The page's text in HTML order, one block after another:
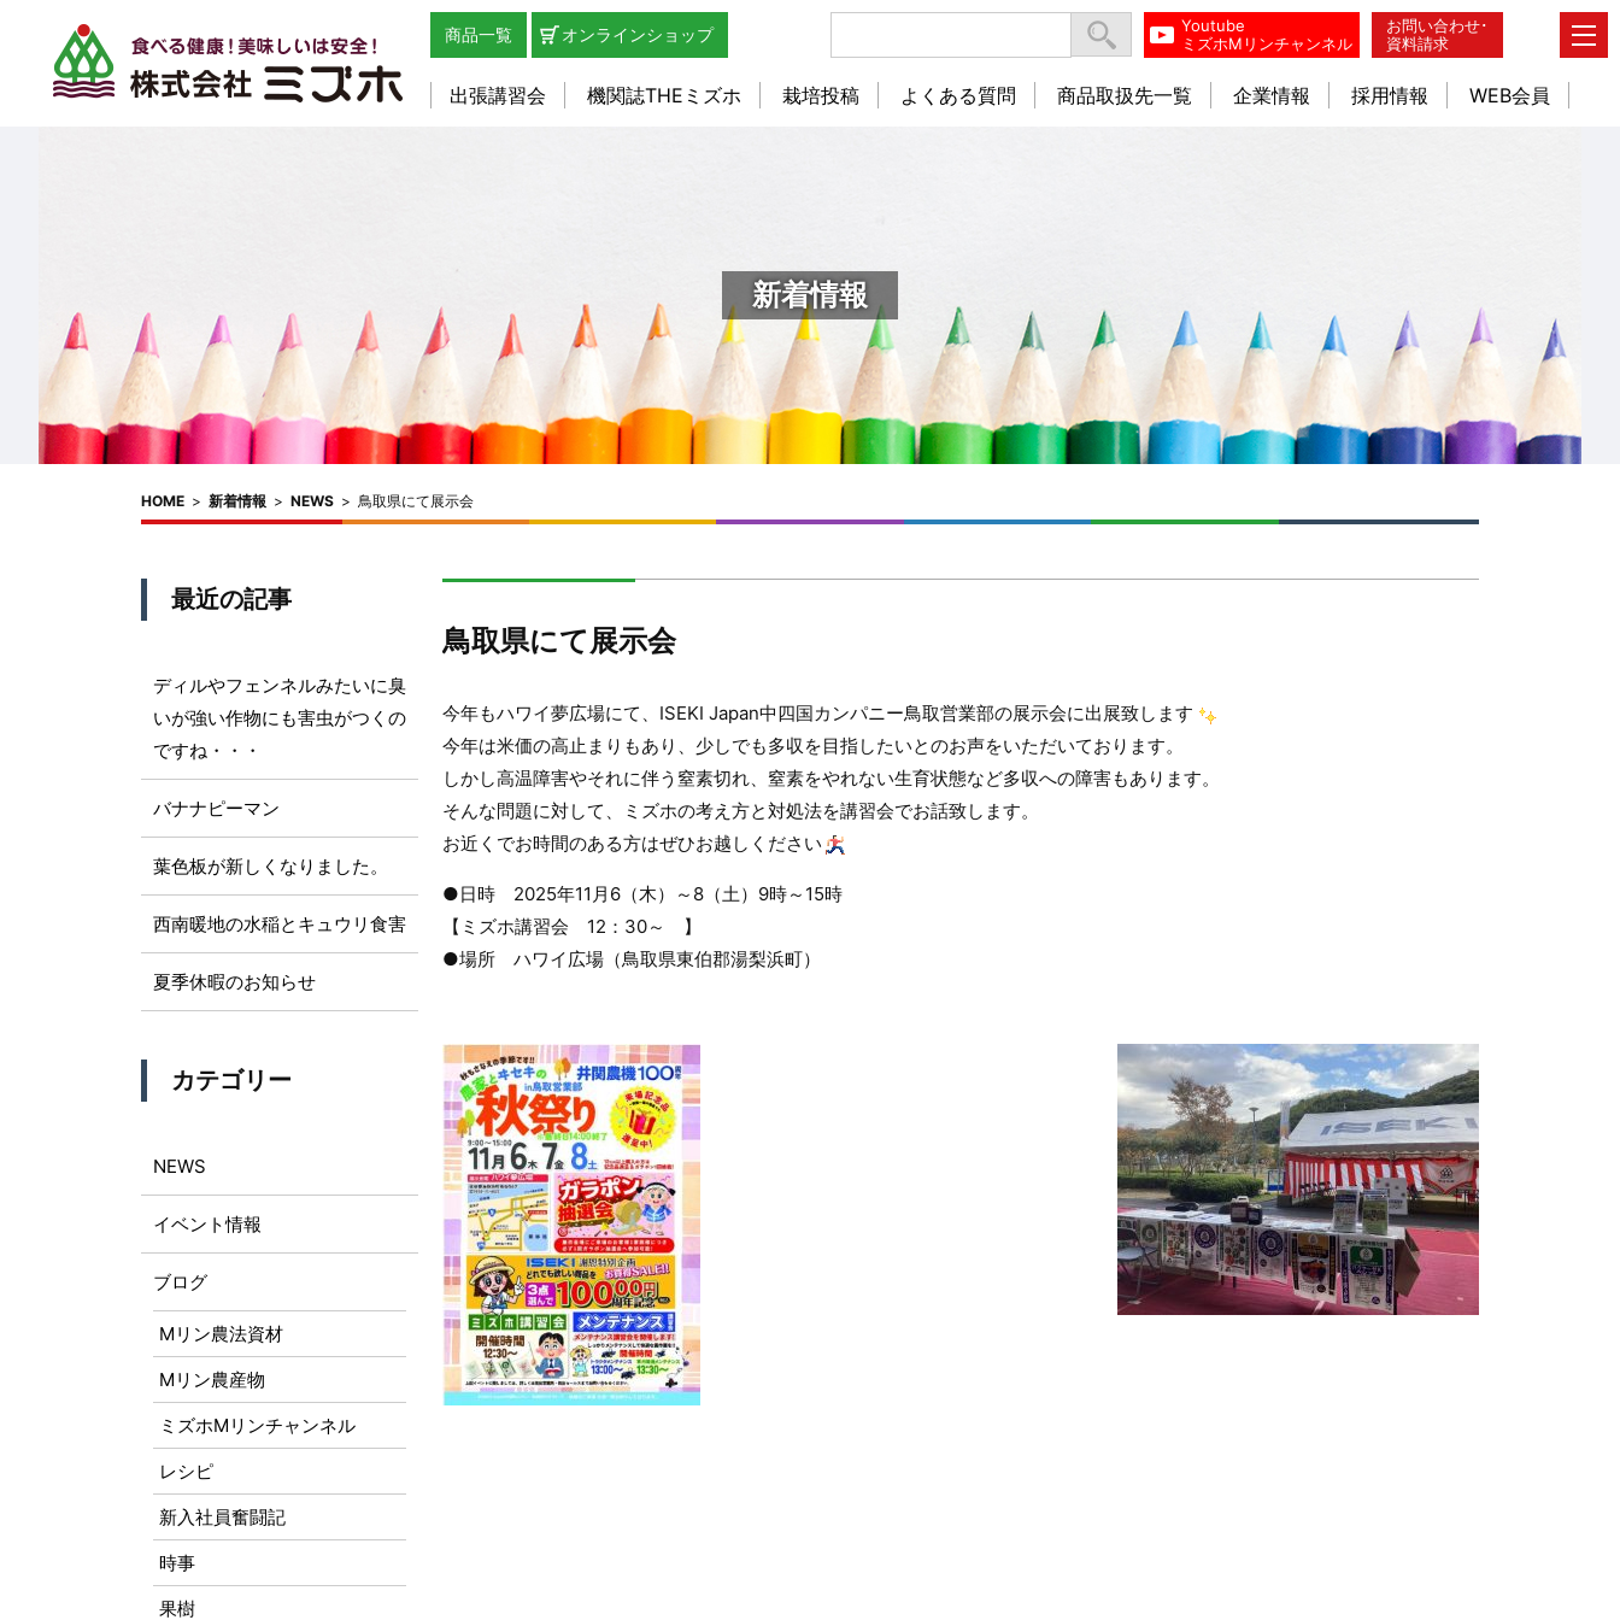
お問い合わせ･
資料請求
Youtube
ミズホMリンチャンネル
商品一覧 オンラインショップ
出張講習会 機関誌THEミズホ 栽培投稿 よくある質問 商品取扱先一覧 企業情報 採用情報 WEB会員
新着情報
HOME > 新着情報 > NEWS > 鳥取県にて展示会
鳥取県にて展示会
今年もハワイ夢広場にて、ISEKI Japan中四国カンパニー鳥取営業部の展示会に出展致します
今年は米価の高止まりもあり、少しでも多収を目指したいとのお声をいただいております。
しかし高温障害やそれに伴う窒素切れ、窒素をやれない生育状態など多収への障害もあります。
そんな問題に対して、ミズホの考え方と対処法を講習会でお話致します。
お近くでお時間のある方はぜひお越しください
●日時 2025年11月6（木）～8（土）9時～15時
【ミズホ講習会 12：30～ 】
●場所 ハワイ広場（鳥取県東伯郡湯梨浜町）
最近の記事
ディルやフェンネルみたいに臭
いが強い作物にも害虫がつくの
ですね・・・
バナナピーマン
葉色板が新しくなりました。
西南暖地の水稲とキュウリ食害
夏季休暇のお知らせ
カテゴリー
NEWS
イベント情報
ブログ
Mリン農法資材
Mリン農産物
ミズホMリンチャンネル
レシピ
新入社員奮闘記
時事
果樹